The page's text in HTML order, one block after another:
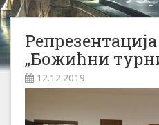
„Божићни
12.12.2019.